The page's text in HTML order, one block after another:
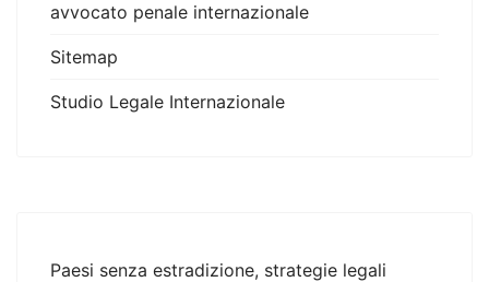
avvocato penale internazionale
Sitemap
Studio Legale Internazionale
Paesi senza estradizione, strategie legali